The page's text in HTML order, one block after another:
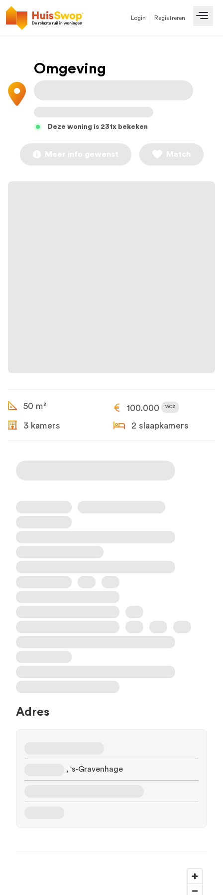
Login Registreren
Omgeving
Deze woning is 231x bekeken
Meer info gewenst Match
50 m² 100.000 WOZ
3 kamers 2 slaapkamers
Adres
, 's-Gravenhage